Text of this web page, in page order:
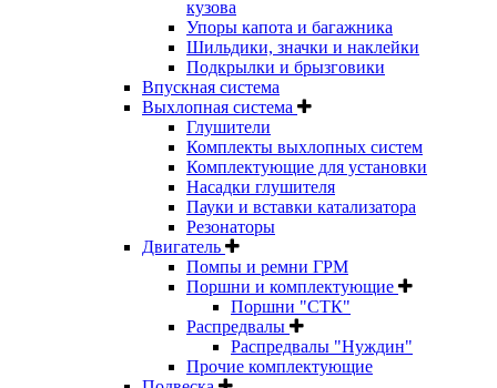
кузова
Упоры капота и багажника
Шильдики, значки и наклейки
Подкрылки и брызговики
Впускная система
Выхлопная система
Глушители
Комплекты выхлопных систем
Комплектующие для установки
Насадки глушителя
Пауки и вставки катализатора
Резонаторы
Двигатель
Помпы и ремни ГРМ
Поршни и комплектующие
Поршни "СТК"
Распредвалы
Распредвалы "Нуждин"
Прочие комплектующие